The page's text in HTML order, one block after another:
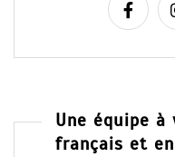
Une équipe
français et